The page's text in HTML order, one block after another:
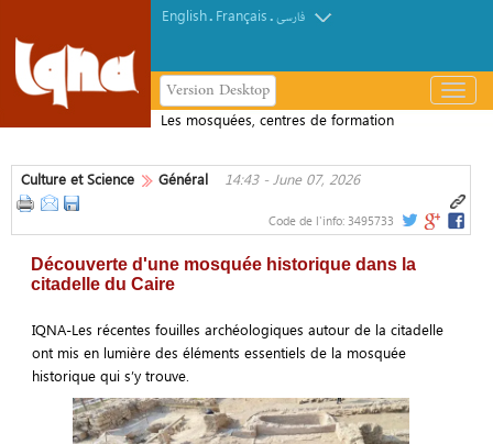
English. Français.فارسی
Version Desktop
باز
و
Les mosquées, centres de formation
Culture et Science
Général 14:43 - June 07, 2026
Code de l'info: 3495733
Découverte d'une mosquée historique dans la
citadelle du Caire
IQNA-Les récentes fouilles archéologiques autour de la citadelle
ont mis en lumière des éléments essentiels de la mosquée
historique qui s’y trouve.